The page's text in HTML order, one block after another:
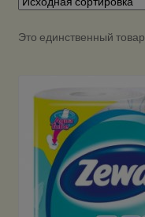
Это единственный товар